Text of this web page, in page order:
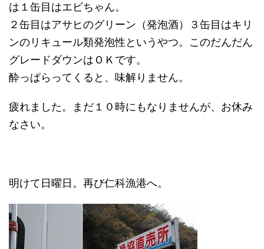
は１缶目はエビちゃん。
２缶目はアサヒのグリーン（発泡酒）３缶目はキリ
ンのリキュール類発泡性というやつ。このだんだん
グレードダウンはＯＫです。
酔っぱらってくると、味解りません。
疲れました。まだ１０時にもなりませんが、お休み
なさい。
明けて日曜日。再び仁科漁港へ。